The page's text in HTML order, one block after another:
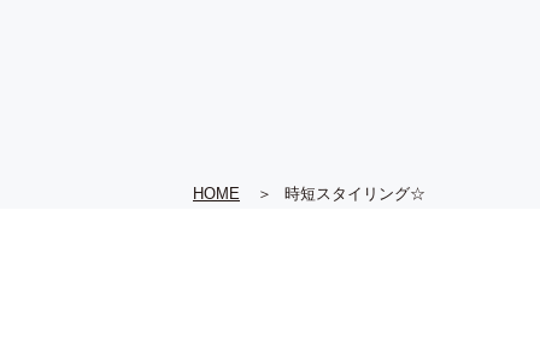
HOME 時短スタイリング☆